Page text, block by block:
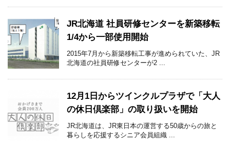
JR北海道 社員研修センターを新築移転
1/4から一部使用開始
2015年7月から新築移転工事が進められていた、JR
北海道の社員研修センターが2 ...
12月1日からツインクルプラザで「大人
の休日倶楽部」の取り扱いを開始
JR北海道は、JR東日本の運営する50歳からの旅と
暮らしを応援するシニア会員組織 ...